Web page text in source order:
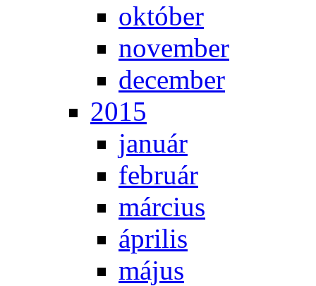
ok­tó­ber
no­vem­ber
de­cem­ber
2015
ja­nu­ár
feb­ru­ár
már­ci­us
áp­ri­lis
má­jus